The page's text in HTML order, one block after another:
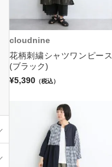
cloudnine
花柄刺繍シャツワンピース
(ブラック)
¥5,390 （税込）